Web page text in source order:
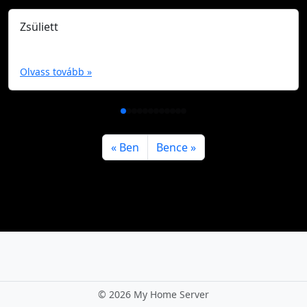
Zsüliett
Olvass tovább »
Ben Bence
© 2026 My Home Server